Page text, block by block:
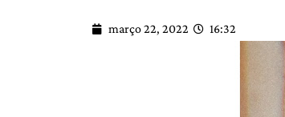
março 22, 2022 16:32